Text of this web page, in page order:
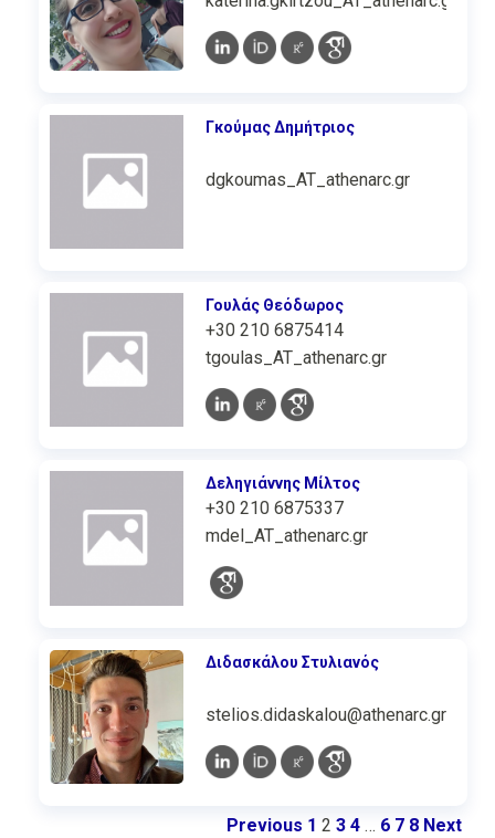
Γκούμας Δημήτριος
dgkoumas_AT_athenarc.gr
Γουλάς Θεόδωρος
+30 210 6875414
tgoulas_AT_athenarc.gr
Δεληγιάννης Μίλτος
+30 210 6875337
mdel_AT_athenarc.gr
Διδασκάλου Στυλιανός
stelios.didaskalou@athenarc.gr
Previous 1 2 3 4 … 6 7 8 Next